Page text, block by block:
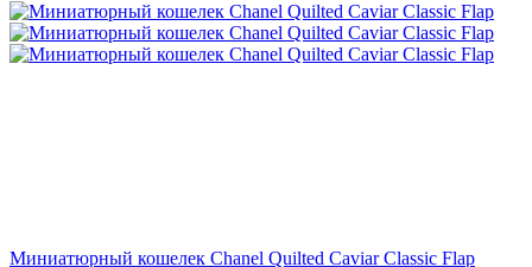
Миниатюрный кошелек Chanel Quilted Caviar Classic Flap